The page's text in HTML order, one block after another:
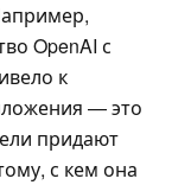
OpenAI с
к
— это
придают
с кем она